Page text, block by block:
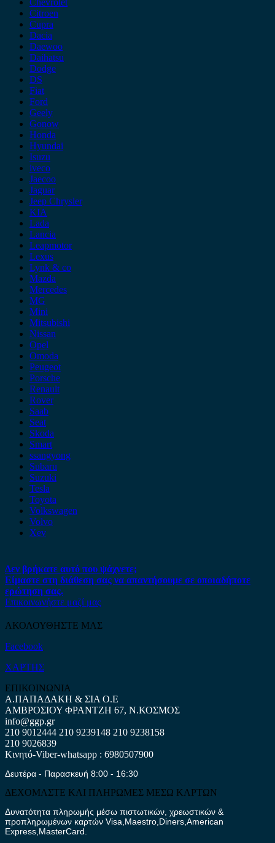
Citroen
Cupra
Dacia
Daewoo
Daihatsu
Dodge
DS
Fiat
Ford
Geely
Gonow
Honda
Hyundai
Isuzu
iveco
Jaecoo
Jaguar
Jeep Chrysler
KIA
Lada
Lancia
Leapmotor
Lexus
Lynk & co
Mazda
Mercedes
MG
Mini
Mitsubishi
Nissan
Opel
Omoda
Peugeot
Porsche
Renault
Rover
Saab
Seat
Skoda
Smart
ssangyong
Subaru
Suzuki
Tesla
Toyota
Volkswagen
Volvo
Xev
Δεν βρήκατε αυτό που ψάχνετε;
Είμαστε στη διάθεση σας να απαντήσουμε σε οποιαδήποτε
ερώτηση σας.
Επικοινωνήστε μαζί μας
ΑΚΟΛΟΥΘΗΣΤΕ ΜΑΣ
Facebook
ΧΑΡΤΗΣ
ΕΠΙΚΟΙΝΩΝΙΑ
Α.ΠΑΠΑΔΑΚΗ & ΣΙΑ Ο.Ε
ΑΜΒΡΟΣΙΟΥ ΦΡΑΝΤΖΗ 67, Ν.ΚΟΣΜΟΣ
info@ggp.gr
210 9012444 210 9239148 210 9238158
210 9026839
Κινητό-Viber-whatsapp : 6980507900
Δευτέρα - Παρασκευή 8:00 - 16:30
ΔΕΧΟΜΑΣΤΕ ΚΑΙ ΠΛΗΡΩΜΕΣ ΜΕΣΩ ΚΑΡΤΩΝ
Δυνατότητα πληρωμής μέσω πιστωτικών, χρεωστικών &
προπληρωμένων καρτών Visa,Maestro,Diners,American
Express,MasterCard.